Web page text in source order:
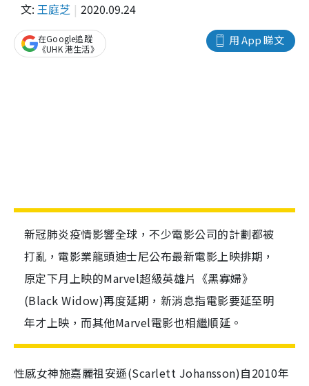
文: 王庭芝 2020.09.24
用 App 睇文
在Google追蹤
《UHK 港生活》
新冠肺炎疫情影響全球，不少電影公司的計劃都被
打亂，電影業龍頭迪士尼公布最新電影上映排期，
原定下月上映的Marvel超級英雄片《黑寡婦》
(Black Widow)再度延期，新消息指電影要延至明
年才上映，而其他Marvel電影也相繼順延。
性感女神施嘉麗祖安遜(Scarlett Johansson)自2010年